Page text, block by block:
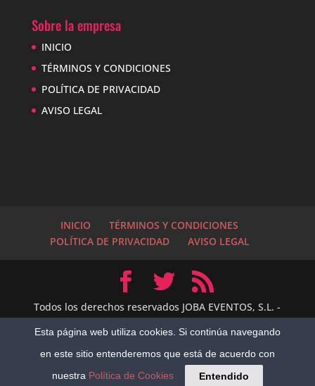
Sobre la empresa
INICIO
TÉRMINOS Y CONDICIONES
POLÍTICA DE PRIVACIDAD
AVISO LEGAL
INICIO
TÉRMINOS Y CONDICIONES
POLÍTICA DE PRIVACIDAD
AVISO LEGAL
Todos los derechos reservados JOBA EVENTOS, S.L. -
Complementarios número NR-V-188 de la Agencia
Valenciana de Turismo Rediseño por:Alejandro
PerezDiseñado porWeb & SEO Design
Esta página web utiliza cookies. Si continúa navegando
en este sitio entenderemos que está de acuerdo con
nuestra Política de Cookies Entendido
Hola, me llamo Juan Bautista y...
Open
1